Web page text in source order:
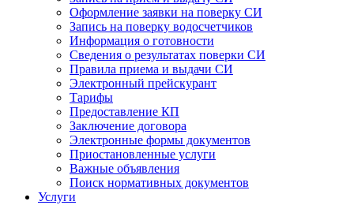
Оформление заявки на поверку СИ
Запись на поверку водосчетчиков
Информация о готовности
Сведения о результатах поверки СИ
Правила приема и выдачи СИ
Электронный прейскурант
Тарифы
Предоставление КП
Заключение договора
Электронные формы документов
Приостановленные услуги
Важные объявления
Поиск нормативных документов
Услуги